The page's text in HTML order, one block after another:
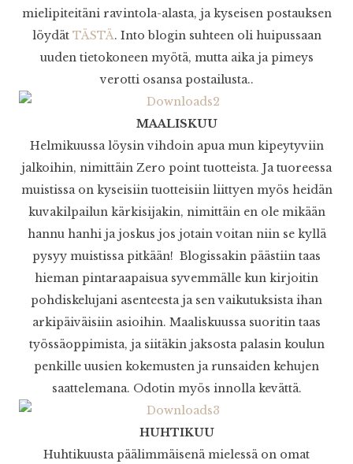
mielipiteitäni ravintola-alasta, ja kyseisen postauksen
löydät TÄSTÄ. Into blogin suhteen oli huipussaan
uuden tietokoneen myötä, mutta aika ja pimeys
verotti osansa postailusta..
MAALISKUU
Helmikuussa löysin vihdoin apua mun kipeytyviin
jalkoihin, nimittäin Zero point tuotteista. Ja tuoreessa
muistissa on kyseisiin tuotteisiin liittyen myös heidän
kuvakilpailun kärkisijakin, nimittäin en ole mikään
hannu hanhi ja joskus jos jotain voitan niin se kyllä
pysyy muistissa pitkään! Blogissakin päästiin taas
hieman pintaraapaisua syvemmälle kun kirjoitin
pohdiskelujani asenteesta ja sen vaikutuksista ihan
arkipäiväisiin asioihin. Maaliskuussa suoritin taas
työssäoppimista, ja siitäkin jaksosta palasin koulun
penkille uusien kokemusten ja runsaiden kehujen
saattelemana. Odotin myös innolla kevättä.
HUHTIKUU
Huhtikuusta päälimmäisenä mielessä on omat